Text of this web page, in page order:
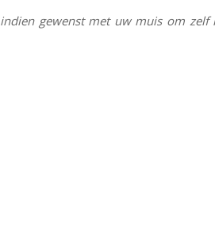
gewenst met uw muis om